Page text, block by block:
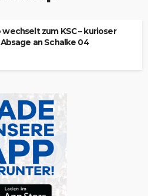
zum KSC – kurioser
an Schalke 04